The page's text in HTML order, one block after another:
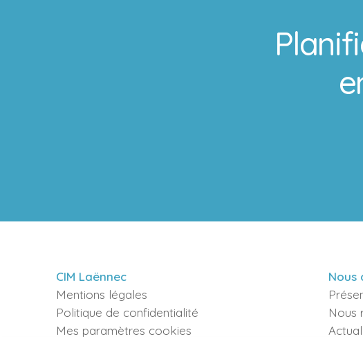
CIM Laënnec
Mentions légales
Politique de confidentialité
Mes paramètres cookies
Nous
Nous